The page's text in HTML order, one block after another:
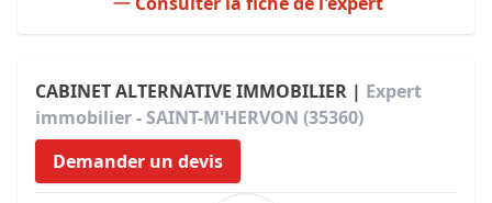
CABINET ALTERNATIVE IMMOBILIER | Expert
immobilier - SAINT-M'HERVON (35360)
Demander un devis